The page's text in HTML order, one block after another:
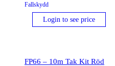
Fallskydd
Login to see price
FP66 – 10m Tak Kit Röd